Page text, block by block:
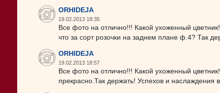
ORHIDEJA
19.02.2013 18:35
Все фото на отлично!!! Какой ухоженный
что за сорт розочки на заднем плане ф.4? Так
ORHIDEJA
19.02.2013 18:57
Все фото на отлично!!! Какой ухоженный
прекрасно.Так держать! Успехов и наслаждения